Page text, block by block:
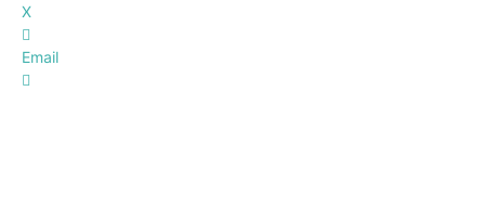
X
Email